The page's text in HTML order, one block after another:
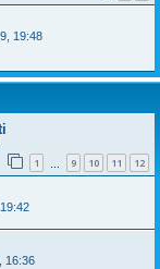
19:48
1 9 10 11 12
16:36